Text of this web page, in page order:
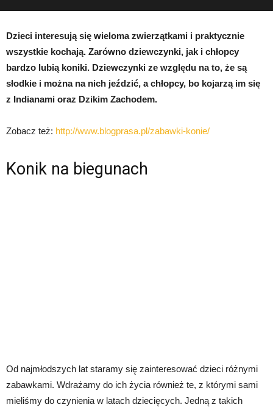
Dzieci interesują się wieloma zwierzątkami i praktycznie
wszystkie kochają. Zarówno dziewczynki, jak i chłopcy
bardzo lubią koniki. Dziewczynki ze względu na to, że są
słodkie i można na nich jeździć, a chłopcy, bo kojarzą im się
z Indianami oraz Dzikim Zachodem.
Zobacz też: http://www.blogprasa.pl/zabawki-konie/
Konik na biegunach
Od najmłodszych lat staramy się zainteresować dzieci różnymi
zabawkami. Wdrażamy do ich życia również te, z którymi sami
mieliśmy do czynienia w latach dziecięcych. Jedną z takich